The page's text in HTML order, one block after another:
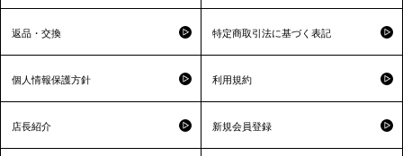
返品・交換 特定商取引法に基づく表記
個人情報保護方針 利用規約
店長紹介 新規会員登録